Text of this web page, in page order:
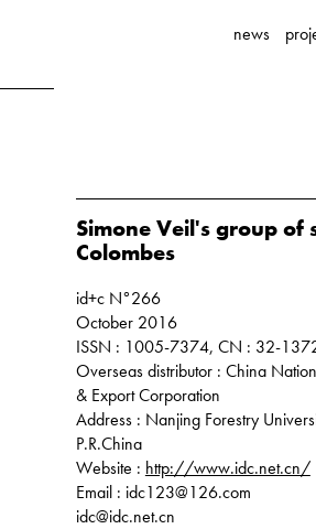
news
Simone Veil's group of
Colombes
id+c N°266
October 2016
ISSN : 1005-7374, CN : 32-
Overseas distributor : China
& Export Corporation
Address : Nanjing Forestry
P.R.China
Website : http://www.idc.net.cn/
Email : idc123@126.com
idc@idc.net.cn